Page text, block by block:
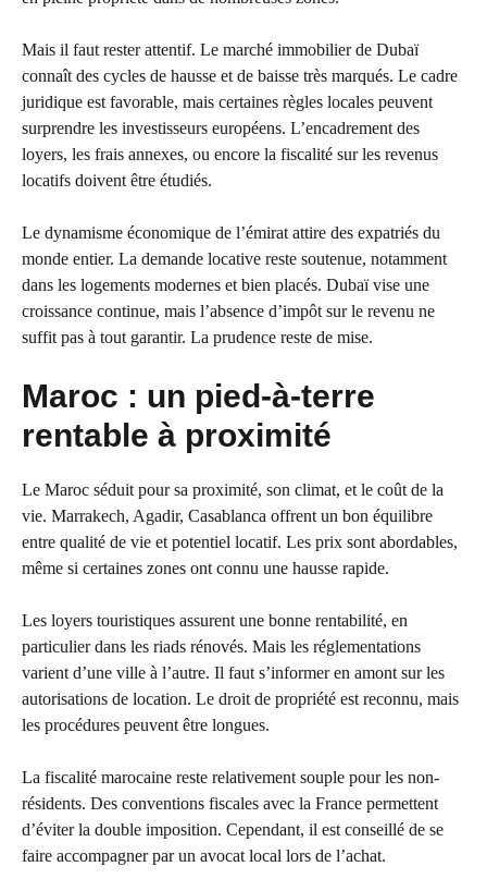
Mais il faut rester attentif. Le marché immobilier de Dubaï
connaît des cycles de hausse et de baisse très marqués. Le cadre
juridique est favorable, mais certaines règles locales peuvent
surprendre les investisseurs européens. L’encadrement des
loyers, les frais annexes, ou encore la fiscalité sur les revenus
locatifs doivent être étudiés.
Le dynamisme économique de l’émirat attire des expatriés du
monde entier. La demande locative reste soutenue, notamment
dans les logements modernes et bien placés. Dubaï vise une
croissance continue, mais l’absence d’impôt sur le revenu ne
suffit pas à tout garantir. La prudence reste de mise.
Maroc : un pied-à-terre
rentable à proximité
Le Maroc séduit pour sa proximité, son climat, et le coût de la
vie. Marrakech, Agadir, Casablanca offrent un bon équilibre
entre qualité de vie et potentiel locatif. Les prix sont abordables,
même si certaines zones ont connu une hausse rapide.
Les loyers touristiques assurent une bonne rentabilité, en
particulier dans les riads rénovés. Mais les réglementations
varient d’une ville à l’autre. Il faut s’informer en amont sur les
autorisations de location. Le droit de propriété est reconnu, mais
les procédures peuvent être longues.
La fiscalité marocaine reste relativement souple pour les non-
résidents. Des conventions fiscales avec la France permettent
d’éviter la double imposition. Cependant, il est conseillé de se
faire accompagner par un avocat local lors de l’achat.